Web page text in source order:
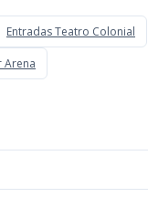
Entradas Teatro Colonial
Arena